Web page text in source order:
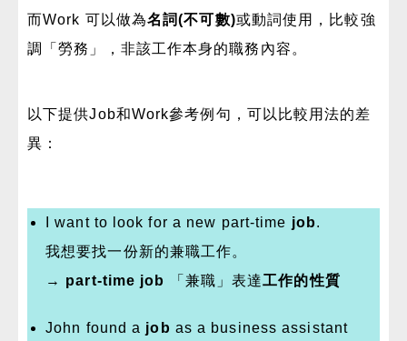
而Work 可以做為名詞(不可數)或動詞使用，比較強
調「勞務」，非該工作本身的職務內容。
以下提供Job和Work參考例句，可以比較用法的差
異：
I want to look for a new part-time job.
我想要找一份新的兼職工作。
→ part-time job 「兼職」表達工作的性質
John found a job as a business assistant